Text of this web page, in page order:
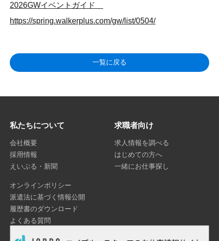
2026GWイベントガイド
https://spring.walkerplus.com/gw/list/0504/
一覧に戻る
私たちについて
会社概要
採用情報
えいぶる・新聞
求職者向け
求人情報を調べる
はじめての方へ
一緒にお仕事探し
オンラインポリシー
派遣法に基づく情報公開
履歴書のダウンロード
よくある質問